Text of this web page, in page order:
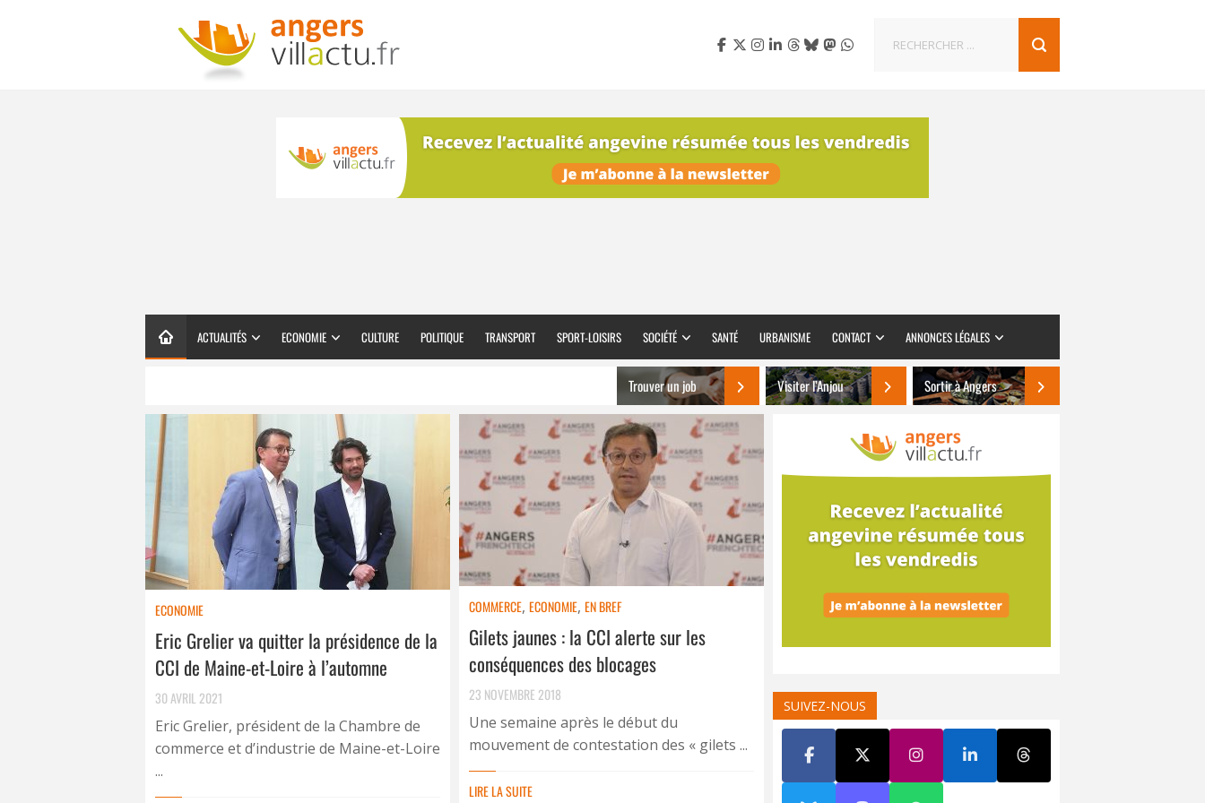
ACTUALITÉS ECONOMIE CULTURE POLITIQUE TRANSPORT SPORT-LOISIRS SOCIÉTÉ SANTÉ URBANISME CONTACT ANNONCES LÉGALES
Trouver un job Visiter l’Anjou Sortir à Angers
ECONOMIE
Eric Grelier va quitter la présidence de la
CCI de Maine-et-Loire à l’automne
30 AVRIL 2021
Eric Grelier, président de la Chambre de
commerce et d’industrie de Maine-et-Loire
...
COMMERCE, ECONOMIE, EN BREF
Gilets jaunes : la CCI alerte sur les
conséquences des blocages
23 NOVEMBRE 2018
Une semaine après le début du
mouvement de contestation des « gilets ...
LIRE LA SUITE
SUIVEZ-NOUS